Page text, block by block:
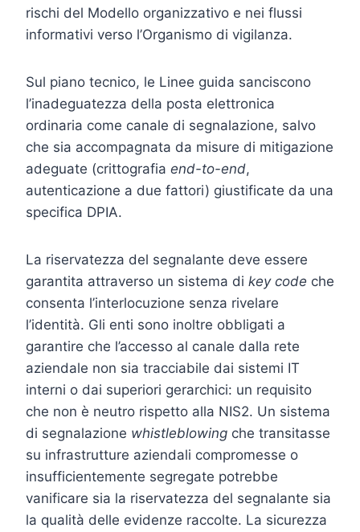
rischi del Modello organizzativo e nei flussi
informativi verso l’Organismo di vigilanza.
Sul piano tecnico, le Linee guida sanciscono
l’inadeguatezza della posta elettronica
ordinaria come canale di segnalazione, salvo
che sia accompagnata da misure di mitigazione
adeguate (crittografia end-to-end,
autenticazione a due fattori) giustificate da una
specifica DPIA.
La riservatezza del segnalante deve essere
garantita attraverso un sistema di key code che
consenta l’interlocuzione senza rivelare
l’identità. Gli enti sono inoltre obbligati a
garantire che l’accesso al canale dalla rete
aziendale non sia tracciabile dai sistemi IT
interni o dai superiori gerarchici: un requisito
che non è neutro rispetto alla NIS2. Un sistema
di segnalazione whistleblowing che transitasse
su infrastrutture aziendali compromesse o
insufficientemente segregate potrebbe
vanificare sia la riservatezza del segnalante sia
la qualità delle evidenze raccolte. La sicurezza